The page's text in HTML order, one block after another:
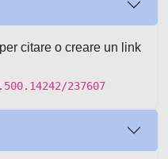
citare o creare un link
237607